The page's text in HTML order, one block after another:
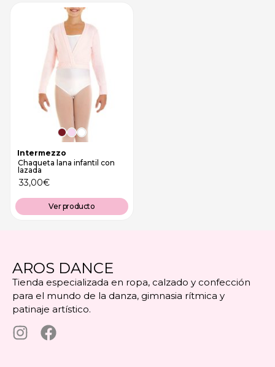
Intermezzo
Chaqueta lana infantil con
lazada
33,00€
Ver producto
AROS DANCE
Tienda especializada en ropa, calzado y confección
para el mundo de la danza, gimnasia rítmica y
patinaje artístico.